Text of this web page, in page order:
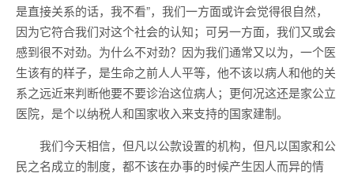
是直接关系的话，我不看”，我们一方面或许会觉得很自然，
因为它符合我们对这个社会的认知；可另一方面，我们又或会
感到很不对劲。为什么不对劲？因为我们通常又以为，一个医
生该有的样子，是生命之前人人平等，他不该以病人和他的关
系之远近来判断他要不要诊治这位病人；更何况这还是家公立
医院，是个以纳税人和国家收入来支持的国家建制。
我们今天相信，但凡以公款设置的机构，但凡以国家和公
民之名成立的制度，都不该在办事的时候产生因人而异的情